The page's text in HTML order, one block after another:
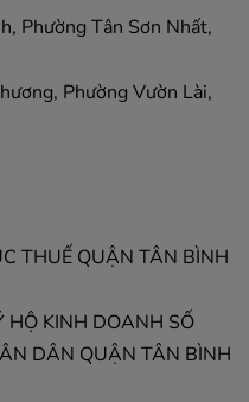
Phường Tân Sơn Nhất,
Phường Vườn Lài,
THUẾ QUẬN TÂN BÌNH
KINH DOANH SỐ
DÂN QUẬN TÂN BÌNH